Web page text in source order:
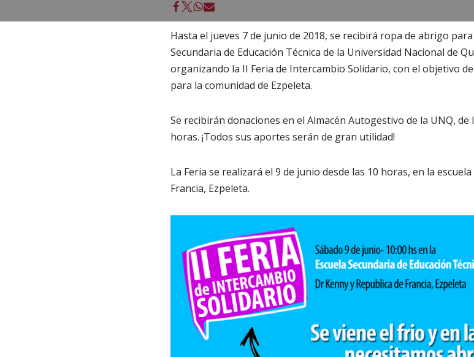
Hasta el jueves 7 de junio de 2018, se recibirá ropa de abrigo
Secundaria de Educación Técnica de la Universidad Nacional de
organizando la II Feria de Intercambio Solidario, con el objetivo
para la comunidad de Ezpeleta.
Se recibirán donaciones en el Almacén Autogestivo de la UNQ, de
horas. ¡Todos sus aportes serán de gran utilidad!
La Feria se realizará el 9 de junio desde las 10 horas, en la
Francia, Ezpeleta.